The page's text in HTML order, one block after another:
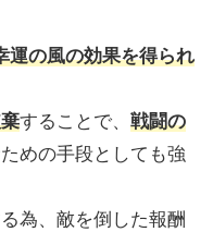
運の風の効果を得られ
することで、 戦闘の
めの手段としても強
為、敵を倒した報酬